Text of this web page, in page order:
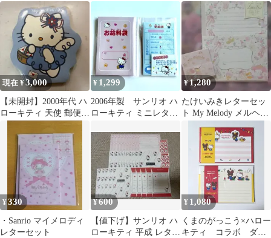
セット メモ帳 おす
そ分けセット
ニレターセット 3点セ
ット
現在 ¥3,000
【未開封】2000年代 ハ
ローキティ 天使 郵便
¥ 1,299
2006年製 サンリオ ハ
ローキティ ミニレター
¥1,280
たけいみきレターセッ
ト My Melody メルヘン
プリンセス と マイメロ
¥330
・Sanrio マイメロディ
レターセット
¥600
【値下げ】サンリオ ハ
ローキティ 平成 レター
¥ 1,080
くまのがっこう×ハロー
キティ コラボ ダイ